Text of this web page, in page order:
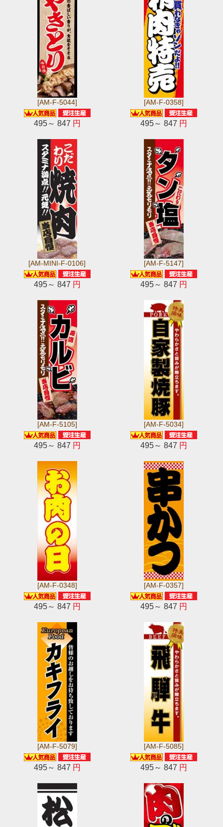
[AM-F-5044]
495～ 847 円
[AM-F-0358]
495～ 847 円
[AM-MINI-F-0106]
495～ 847 円
[AM-F-5147]
495～ 847 円
[AM-F-5105]
495～ 847 円
[AM-F-5034]
495～ 847 円
[AM-F-0348]
495～ 847 円
[AM-F-0357]
495～ 847 円
[AM-F-5079]
495～ 847 円
[AM-F-5085]
495～ 847 円